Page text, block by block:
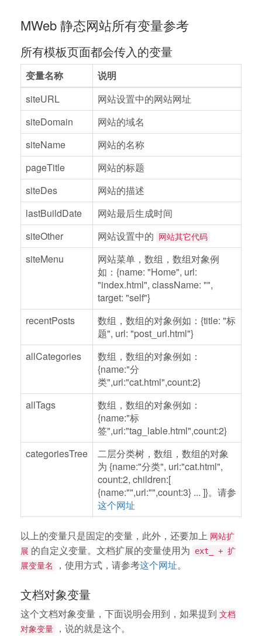
MWeb 静态网站所有变量参考
所有模板页面都会传入的变量
变量名称
说明
siteURL
网站设置中的网站网址
siteDomain
网站的域名
siteName
网站的名称
pageTitle
网站的标题
siteDes
网站的描述
lastBuildDate
网站最后生成时间
siteOther
网站设置中的 网站其它代码
siteMenu
网站菜单，数组，数组对象例
如：{name: "Home", url:
"index.html", className: "",
target: "self"}
recentPosts
数组，数组的对象例如：{title: "标
题", url: "post_url.html"}
allCategories
数组，数组的对象例如：
{name:"分
类",url:"cat.html",count:2}
allTags
数组，数组的对象例如：
{name:"标
签",url:"tag_lable.html",count:2}
categoriesTree
二层分类树，数组，数组的对象
为 {name:"分类", url:"cat.html",
count:2, children:[
{name:"",url:"",count:3} ... ]}。请参
这个网址
以上的变量只是固定的变量，此外，还要加上 网站扩
展 的自定义变量。文档扩展的变量使用为
ext_ + 扩
展变量名
，使用方式，请参考这个网址。
文档对象变量
这个文档对象变量，下面说明会用到，如果提到 文档
对象变量
，说的就是这个。